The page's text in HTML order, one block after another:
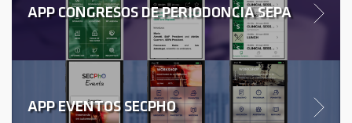
APP CONGRESOS DE PERIODONCIA SEPA
APP EVENTOS SECPHO